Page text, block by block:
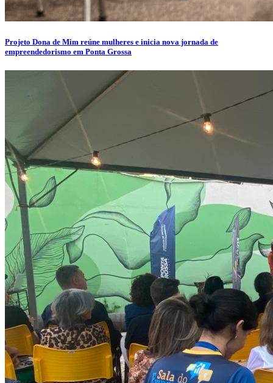
Projeto Dona de Mim reúne mulheres e inicia nova jornada de
empreendedorismo em Ponta Grossa